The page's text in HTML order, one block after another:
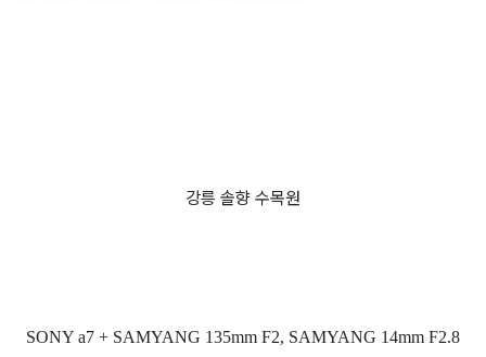
강릉 솔향 수목원
SONY a7 + SAMYANG 135mm F2, SAMYANG 14mm F2.8